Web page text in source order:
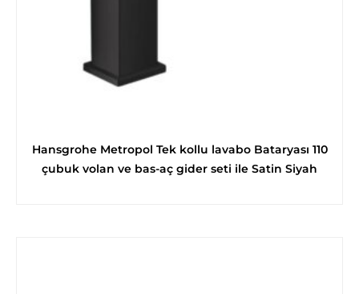
Hansgrohe Metropol Tek kollu lavabo Bataryası 110
çubuk volan ve bas-aç gider seti ile Satin Siyah